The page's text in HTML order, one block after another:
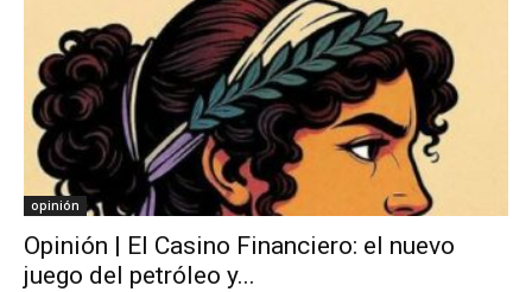
opinión
Opinión | El Casino Financiero: el nuevo
juego del petróleo y...